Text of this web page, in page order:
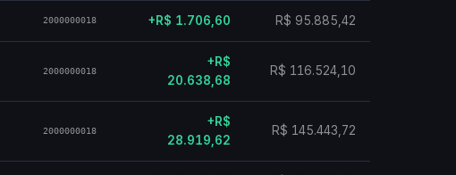
2000000018 +R$ 1.706,60 R$ 95.885,42
2000000018
+R$
20.638,68
R$ 116.524,10
2000000018
+R$
28.919,62
R$ 145.443,72